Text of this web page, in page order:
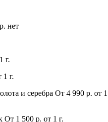
нет
г.
1 г.
и серебра От 4 990 р. от 1
От 1 500 р. от 1 г.